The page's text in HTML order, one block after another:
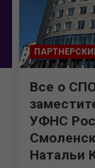
Все о
УФНС
Натальи